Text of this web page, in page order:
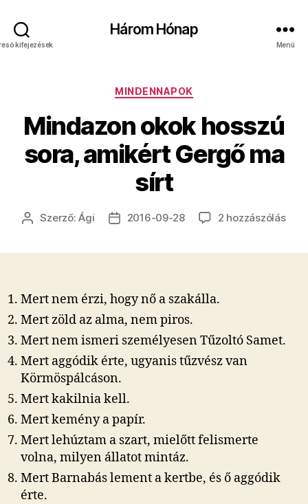
kifejezések
Három Hónap
Menü
Kategóriák
MINDENNAPOK
Mindazon okok hosszú
sora, amikért Gergő ma
sírt
Bejegyzés
Szerző:Ági
Bejegyzés
2016-09-28 2 hozzászólás
Mert nem érzi, hogy nő a szakálla.
Mert zöld az alma, nem piros.
Mert nem ismeri személyesen Tűzoltó Samet.
Mert aggódik érte, ugyanis tűzvész van
Körmöspálcáson.
Mert kakilnia kell.
Mert kemény a papír.
Mert lehúztam a szart, mielőtt felismerte
volna, milyen állatot mintáz.
Mert Barnabás lement a kertbe, és ő aggódik
érte.